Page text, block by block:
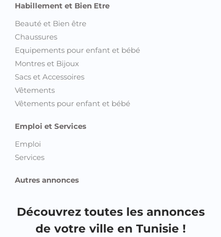
Habillement et Bien Etre
Beauté et Bien être
Chaussures
Equipements pour enfant et bébé
Montres et Bijoux
Sacs et Accessoires
Vêtements
Vêtements pour enfant et bébé
Emploi et Services
Emploi
Services
Autres annonces
Découvrez toutes les annonces
de votre ville en Tunisie !